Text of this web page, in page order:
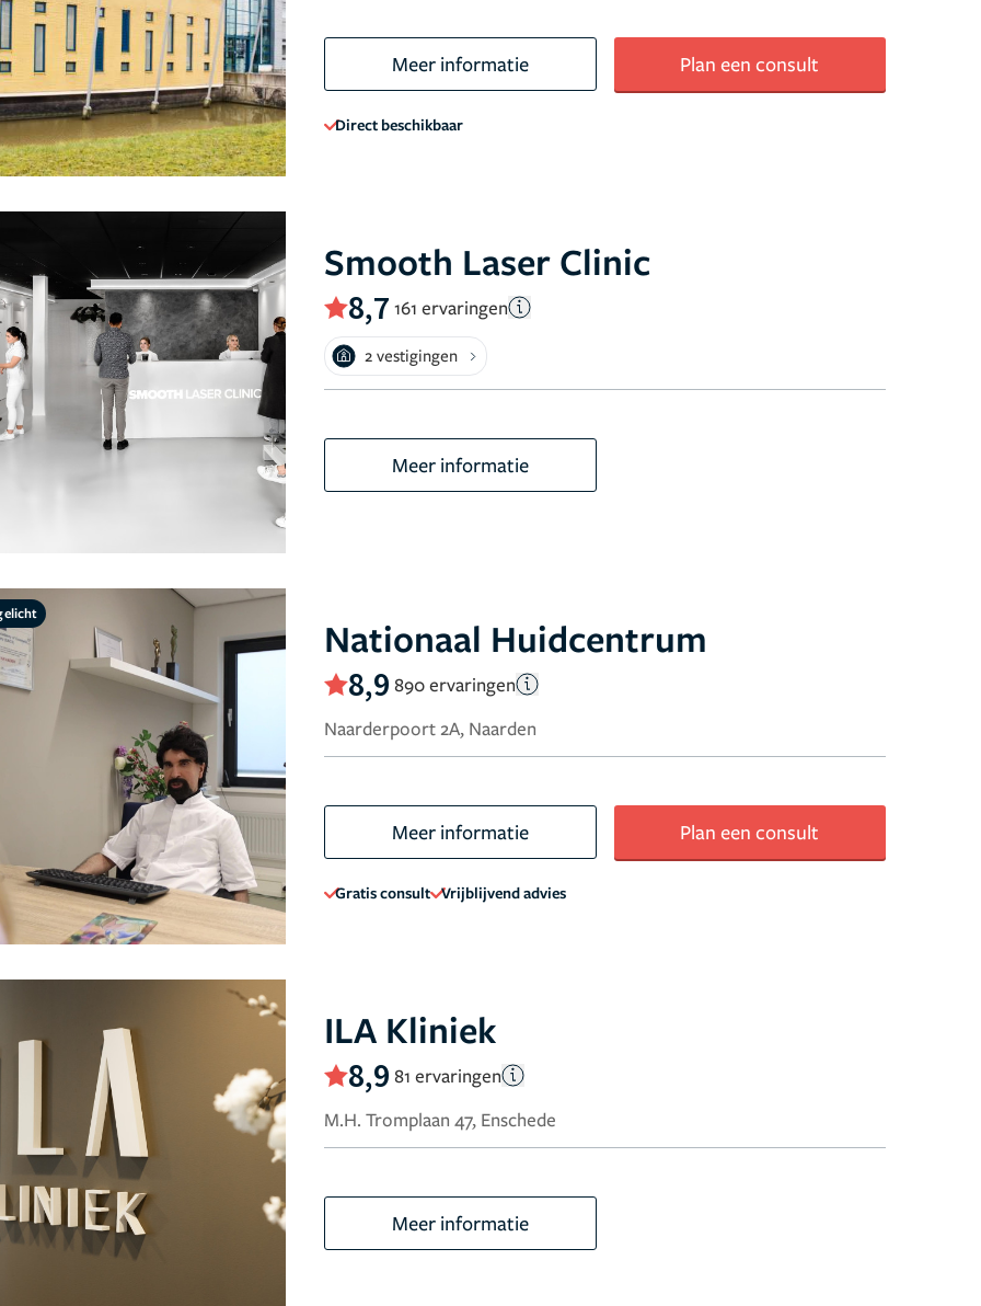
Meer informatie Plan een consult
Direct beschikbaar
Smooth Laser Clinic
8,7 161 ervaringen
2 vestigingen
Meer informatie
Nationaal Huidcentrum
8,9 890 ervaringen
Naarderpoort 2A, Naarden
Meer informatie Plan een consult
Gratis consult Vrijblijvend advies
ILA Kliniek
8,9 81 ervaringen
M.H. Tromplaan 47, Enschede
Meer informatie